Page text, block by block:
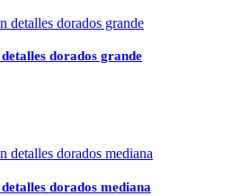
dorados grande
dorados mediana